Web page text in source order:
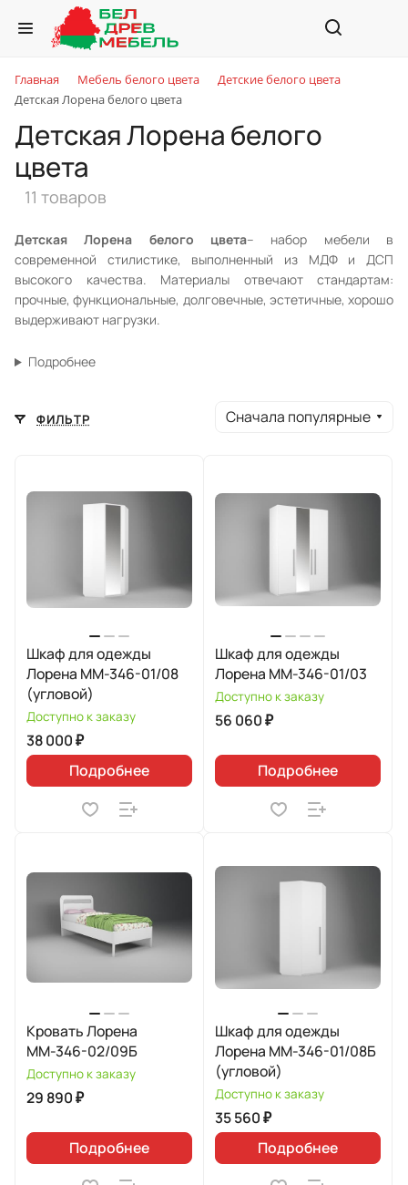
Главная Мебель белого цвета
Детские белого цвета
Детская Лорена белого цвета
Детская Лорена белого
цвета
11 товаров
Детская Лорена белого цвета– набор мебели в
современной стилистике, выполненный из МДФ и ДСП
высокого качества. Материалы отвечают стандартам:
прочные, функциональные, долговечные, эстетичные, хорошо
выдерживают нагрузки.
Подробнее
ФИЛЬТР Сначала популярные
Шкаф для одежды
Лорена ММ-346-01/08
(угловой)
Доступно к заказу
38 000 ₽
Подробнее
Шкаф для одежды
Лорена ММ-346-01/03
Доступно к заказу
56 060 ₽
Подробнее
Кровать Лорена
ММ-346-02/09Б
Доступно к заказу
29 890 ₽
Подробнее
Шкаф для одежды
Лорена ММ-346-01/08Б
(угловой)
Доступно к заказу
35 560 ₽
Подробнее